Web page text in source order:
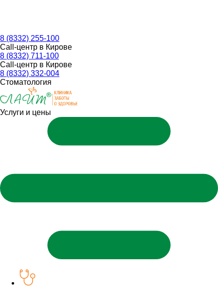
8 (8332) 255-100
Call-центр в Кирове
8 (8332) 711-100
Call-центр в Кирове
8 (8332) 332-004
Стоматология
Услуги и цены